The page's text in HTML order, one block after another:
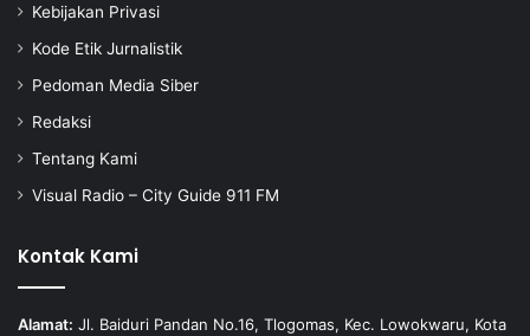
Kebijakan Privasi
Kode Etik Jurnalistik
Pedoman Media Siber
Redaksi
Tentang Kami
Visual Radio – City Guide 911 FM
Kontak Kami
Alamat: Jl. Baiduri Pandan No.16, Tlogomas, Kec. Lowokwaru, Kota